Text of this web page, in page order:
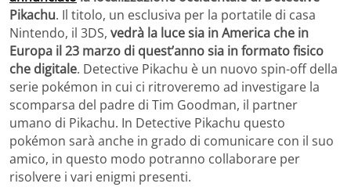
Pikachu. Il titolo, un esclusiva per la portatile di casa
Nintendo, il 3DS, vedrà la luce sia in America che in
Europa il 23 marzo di quest’anno sia in formato fisico
che digitale. Detective Pikachu è un nuovo spin-off della
serie pokémon in cui ci ritroveremo ad investigare la
scomparsa del padre di Tim Goodman, il partner
umano di Pikachu. In Detective Pikachu questo
pokémon sarà anche in grado di comunicare con il suo
amico, in questo modo potranno collaborare per
risolvere i vari enigmi presenti.